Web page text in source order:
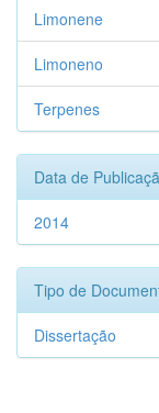
Limonene
Limoneno
Terpenes
Data de
2014
Tipo de
Dissertação